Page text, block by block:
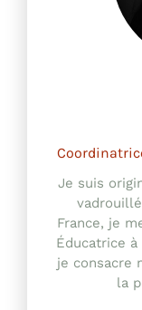
Je suis
France, je
Éducatrice
je consacre
la